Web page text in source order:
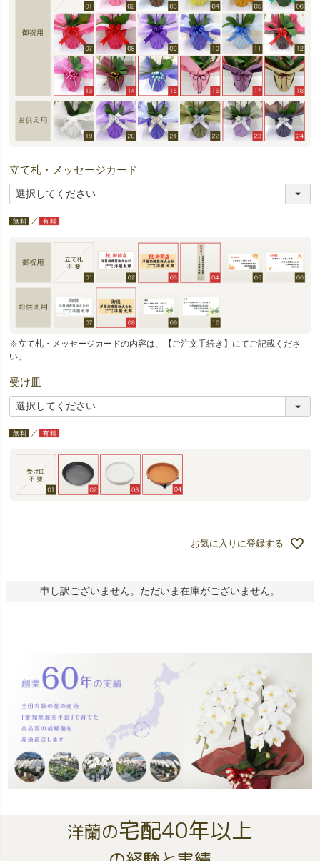
立て札・メッセージカード
※立て札・メッセージカードの内容は、【ご注文手続き】にてご記載くださ
い。
受け皿
お気に入りに登録する
申し訳ございません。ただいま在庫がございません。
洋蘭の宅配40年以上